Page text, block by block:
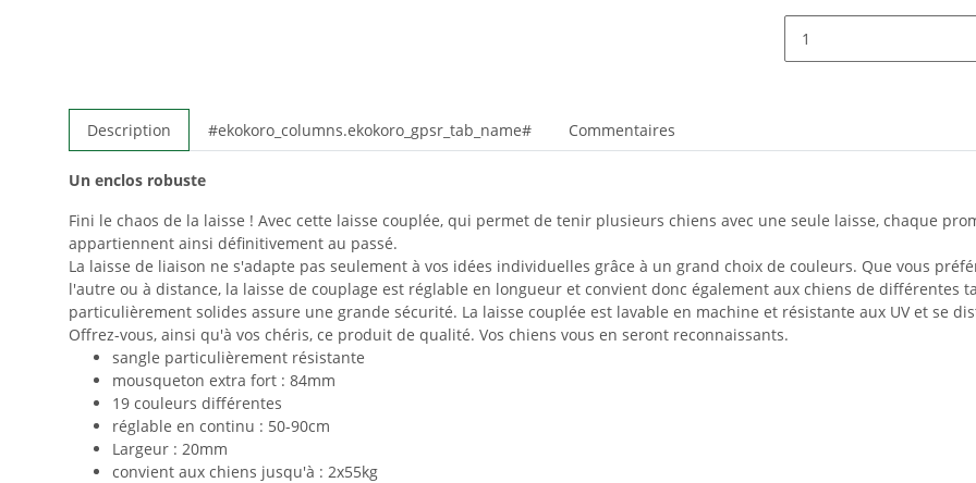
Description #ekokoro_columns.ekokoro_gpsr_tab_name# Commentaires
Un enclos robuste
Fini le chaos de la laisse ! Avec cette laisse couplée, qui permet de tenir plusieurs chiens avec une seule laisse, chaque
appartiennent ainsi définitivement au passé.
La laisse de liaison ne s'adapte pas seulement à vos idées individuelles grâce à un grand choix de couleurs. Que vous
l'autre ou à distance, la laisse de couplage est réglable en longueur et convient donc également aux chiens de différentes
particulièrement solides assure une grande sécurité. La laisse couplée est lavable en machine et résistante aux UV et se
Offrez-vous, ainsi qu'à vos chéris, ce produit de qualité. Vos chiens vous en seront reconnaissants.
sangle particulièrement résistante
mousqueton extra fort : 84mm
19 couleurs différentes
réglable en continu : 50-90cm
Largeur : 20mm
convient aux chiens jusqu'à : 2x55kg